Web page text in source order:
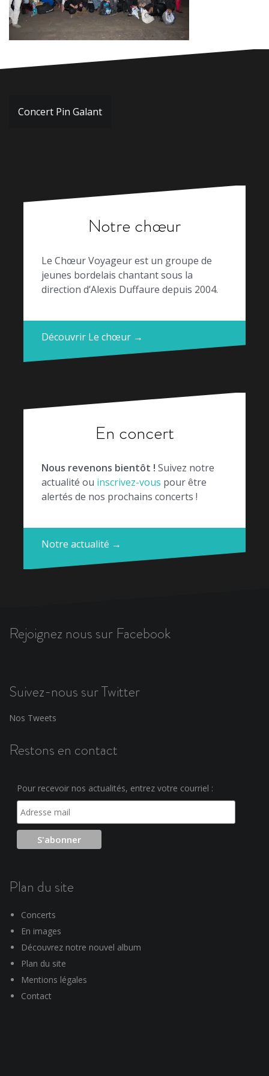
Navigation
Concert Pin Galant
Notre chœur
Le Chœur Voyageur est un groupe de
jeunes bordelais chantant sous la
direction d’Alexis Duffaure depuis 2004.
Découvrir Le chœur →
En concert
Nous revenons bientôt ! Suivez notre
actualité ou inscrivez-vous pour être
alertés de nos prochains concerts !
Notre actualité →
Rejoignez nous sur Facebook
Suivez-nous sur Twitter
Nos Tweets
Restons en contact
Pour recevoir nos actualités, entrez votre courriel :
Plan du site
Concerts
En images
Découvrez notre nouvel album
Plan du site
Mentions légales
Contact